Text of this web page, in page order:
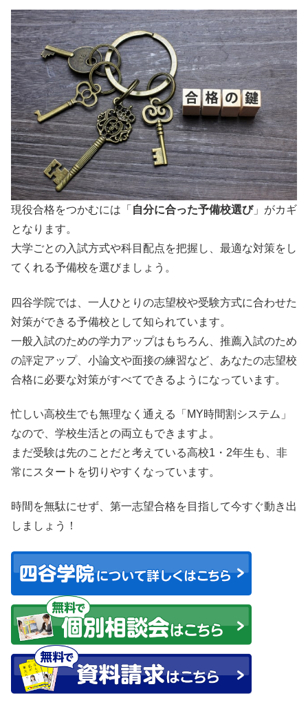
現役合格をつかむには「 自分に合った予備校選び」がカギ
となります。
大学ごとの入試方式や科目配点を把握し、最適な対策をし
てくれる予備校を選びましょう。
四谷学院では、一人ひとりの志望校や受験方式に合わせた
対策ができる予備校として知られています。
一般入試のための学力アップはもちろん、推薦入試のため
の評定アップ、小論文や面接の練習など、あなたの志望校
合格に必要な対策がすべてできるようになっています。
忙しい高校生でも無理なく通える「MY時間割システム」
なので、学校生活との両立もできますよ。
まだ受験は先のことだと考えている高校1・2年生も、非
常にスタートを切りやすくなっています。
時間を無駄にせず、第一志望合格を目指して今すぐ動き出
しましょう！